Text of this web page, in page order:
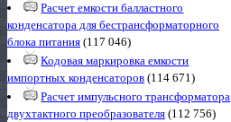
Расчет емкости балластного
конденсатора для бестрансформаторного
блока питания (117 046)
Кодовая маркировка емкости
импортных конденсаторов (114 671)
Расчет импульсного трансформатора
двухтактного преобразователя (112 756)